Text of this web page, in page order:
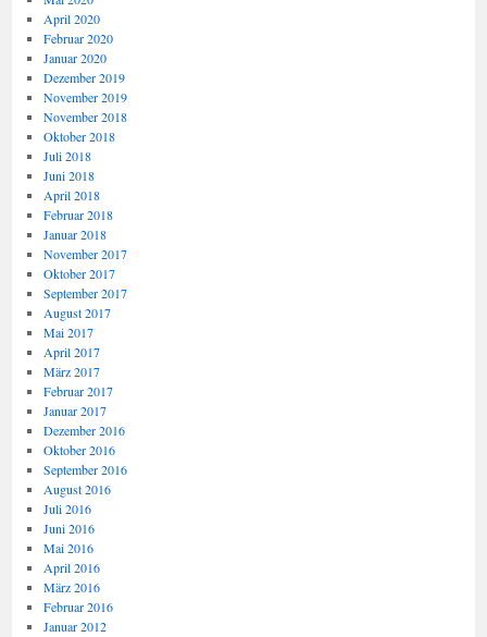
April 2020
Februar 2020
Januar 2020
Dezember 2019
November 2019
November 2018
Oktober 2018
Juli 2018
Juni 2018
April 2018
Februar 2018
Januar 2018
November 2017
Oktober 2017
September 2017
August 2017
Mai 2017
April 2017
März 2017
Februar 2017
Januar 2017
Dezember 2016
Oktober 2016
September 2016
August 2016
Juli 2016
Juni 2016
Mai 2016
April 2016
März 2016
Februar 2016
Januar 2012